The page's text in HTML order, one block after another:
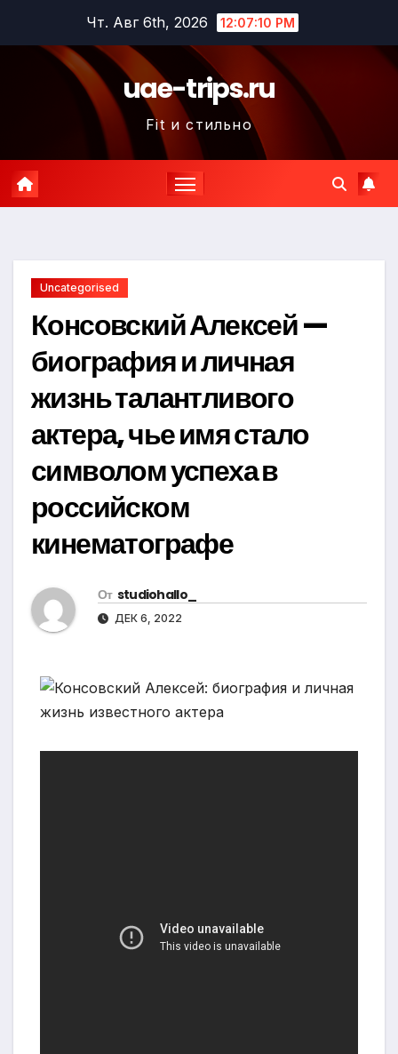
содержимому
Чт. Авг 6th, 2026 12:07:11 PM
uae-trips.ru
Fit и стильно
Uncategorised
Консовский Алексей —
биография и личная
жизнь талантливого
актера, чье имя стало
символом успеха в
российском
кинематографе
От studiohallo_
ДЕК 6, 2022